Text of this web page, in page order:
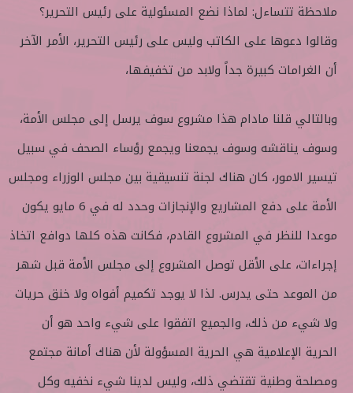
ملاحظة تتساءل: لماذا نضع المسئولية على رئيس التحرير؟
وقالوا دعوها على الكاتب وليس على رئيس التحرير، الأمر الآخر
أن الغرامات كبيرة جداً ولابد من تخفيفها،
وبالتالي قلنا مادام هذا مشروع سوف يرسل إلى مجلس الأمة،
وسوف يناقشه وسوف يجمعنا ويجمع رؤساء الصحف في سبيل
تيسير الامور، كان هناك لجنة تنسيقية بين مجلس الوزراء ومجلس
الأمة على دفع المشاريع والإنجازات وحدد له في 6 مايو يكون
موعدا للنظر في المشروع القادم، فكانت هذه كلها دوافع اتخاذ
إجراءات، على الأقل توصل المشروع إلى مجلس الأمة قبل شهر
من الموعد حتى يدرس. لذا لا يوجد تكميم أفواه ولا خنق حريات
ولا شيء من ذلك، والجميع اتفقوا على شيء واحد هو أن
الحرية الإعلامية هي الحرية المسؤولة لأن هناك أمانة مجتمع
ومصلحة وطنية تقتضي ذلك، وليس لدينا شيء نخفيه وكل